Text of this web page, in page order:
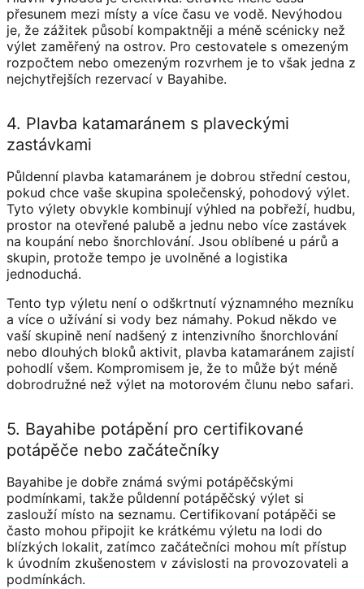
přesunem mezi místy a více času ve vodě. Nevýhodou
je, že zážitek působí kompaktněji a méně scénicky než
výlet zaměřený na ostrov. Pro cestovatele s omezeným
rozpočtem nebo omezeným rozvrhem je to však jedna z
nejchytřejších rezervací v Bayahibe.
4. Plavba katamaránem s plaveckými
zastávkami
Půldenní plavba katamaránem je dobrou střední cestou,
pokud chce vaše skupina společenský, pohodový výlet.
Tyto výlety obvykle kombinují výhled na pobřeží, hudbu,
prostor na otevřené palubě a jednu nebo více zastávek
na koupání nebo šnorchlování. Jsou oblíbené u párů a
skupin, protože tempo je uvolněné a logistika
jednoduchá.
Tento typ výletu není o odškrtnutí významného mezníku
a více o užívání si vody bez námahy. Pokud někdo ve
vaší skupině není nadšený z intenzivního šnorchlování
nebo dlouhých bloků aktivit, plavba katamaránem zajistí
pohodlí všem. Kompromisem je, že to může být méně
dobrodružné než výlet na motorovém člunu nebo safari.
5. Bayahibe potápění pro certifikované
potápěče nebo začátečníky
Bayahibe je dobře známá svými potápěčskými
podmínkami, takže půldenní potápěčský výlet si
zaslouží místo na seznamu. Certifikovaní potápěči se
často mohou připojit ke krátkému výletu na lodi do
blízkých lokalit, zatímco začátečníci mohou mít přístup
k úvodním zkušenostem v závislosti na provozovateli a
podmínkách.